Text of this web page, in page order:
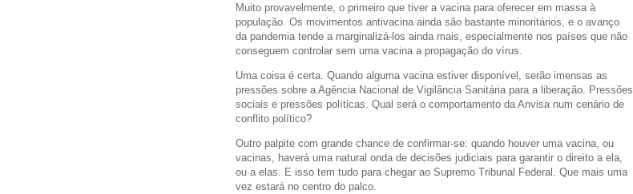
Muito provavelmente, o primeiro que tiver a vacina para oferecer em massa à
população. Os movimentos antivacina ainda são bastante minoritários, e o avanço
da pandemia tende a marginalizá-los ainda mais, especialmente nos países que não
conseguem controlar sem uma vacina a propagação do vírus.
Uma coisa é certa. Quando alguma vacina estiver disponível, serão imensas as
pressões sobre a Agência Nacional de Vigilância Sanitária para a liberação. Pressões
sociais e pressões políticas. Qual será o comportamento da Anvisa num cenário de
conflito político?
Outro palpite com grande chance de confirmar-se: quando houver uma vacina, ou
vacinas, haverá uma natural onda de decisões judiciais para garantir o direito a ela,
ou a elas. E isso tem tudo para chegar ao Supremo Tribunal Federal. Que mais uma
vez estará no centro do palco.